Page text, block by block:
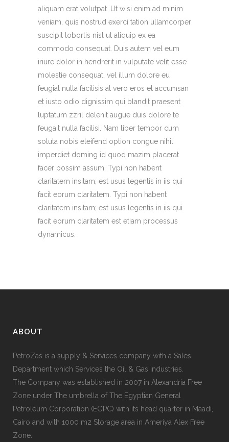
aliquam erat volutpat. Ut wisi enim ad minim
veniam, quis nostrud exerci tation ullamcorper
suscipit lobortis nisl ut aliquip ex ea
commodo consequat. Duis autem vel eum
iriure dolor in hendrerit in vulputate velit esse
molestie consequat, vel illum dolore eu
feugiat nulla facilisis at vero eros et accumsan
et iusto odio dignissim qui blandit praesent
luptatum zzril delenit augue duis dolore te
feugait nulla facilisi. Nam liber tempor cum
soluta nobis eleifend option congue nihil
imperdiet doming id quod mazim placerat
facer possim assum. Typi non habent
claritatem insitam; est usus legentis in iis qui
facit eorum claritatem. Typi non habent
claritatem insitam; est usus legentis in iis qui
facit eorum claritatem est etiam processus
dynamicus.
ABOUT
PetroZas is a supply & Services company with a Sales
Department which Services the Oil & Gas industries.
The Company was established in 2007 in Alexandria Free
Zone under The umbrella of The Egyptian General
Petroleum Corporation (EGPC) with its head quarter in Maadi,
Cairo and with 1000 m2 Storage area in Ameriya Alex Free
Zone.